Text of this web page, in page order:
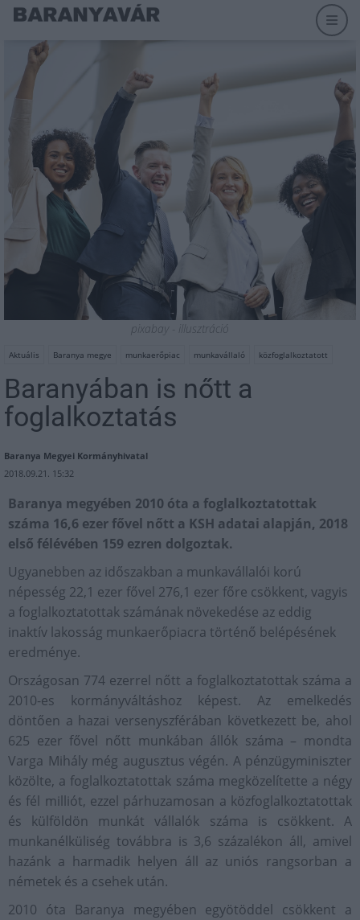
pixabay - illusztráció
Aktuális Baranya megye munkaerőpiac munkavállaló közfoglalkoztatott
Baranyában is nőtt a
foglalkoztatás
Baranya Megyei Kormányhivatal
2018.09.21. 15:32
Baranya megyében 2010 óta a foglalkoztatottak
száma 16,6 ezer fővel nőtt a KSH adatai alapján, 2018
első félévében 159 ezren dolgoztak.
Ugyanebben az időszakban a munkavállalói korú
népesség 22,1 ezer fővel 276,1 ezer főre csökkent, vagyis
a foglalkoztatottak számának növekedése az eddig
inaktív lakosság munkaerőpiacra történő belépésének
eredménye.
Országosan 774 ezerrel nőtt a foglalkoztatottak száma a
2010-es kormányváltáshoz képest. Az emelkedés
döntően a hazai versenyszférában következett be, ahol
625 ezer fővel nőtt munkában állók száma – mondta
Varga Mihály még augusztus végén. A pénzügyminiszter
közölte, a foglalkoztatottak száma megközelítette a négy
és fél milliót, ezzel párhuzamosan a közfoglalkoztatottak
és külföldön munkát vállalók száma is csökkent. A
munkanélküliség továbbra is 3,6 százalékon áll, amivel
hazánk a harmadik helyen áll az uniós rangsorban a
németek és a csehek után.
2010 óta Baranya megyében egyötöddel csökkent a